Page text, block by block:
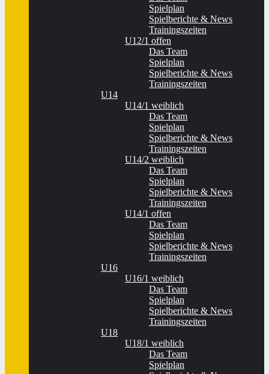
Spielplan
Spielberichte & News
Trainingszeiten
U12/1 offen
Das Team
Spielplan
Spielberichte & News
Trainingszeiten
U14
U14/1 weiblich
Das Team
Spielplan
Spielberichte & News
Trainingszeiten
U14/2 weiblich
Das Team
Spielplan
Spielberichte & News
Trainingszeiten
U14/1 offen
Das Team
Spielplan
Spielberichte & News
Trainingszeiten
U16
U16/1 weiblich
Das Team
Spielplan
Spielberichte & News
Trainingszeiten
U18
U18/1 weiblich
Das Team
Spielplan